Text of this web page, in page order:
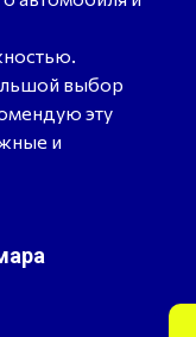
выбор
эту
и